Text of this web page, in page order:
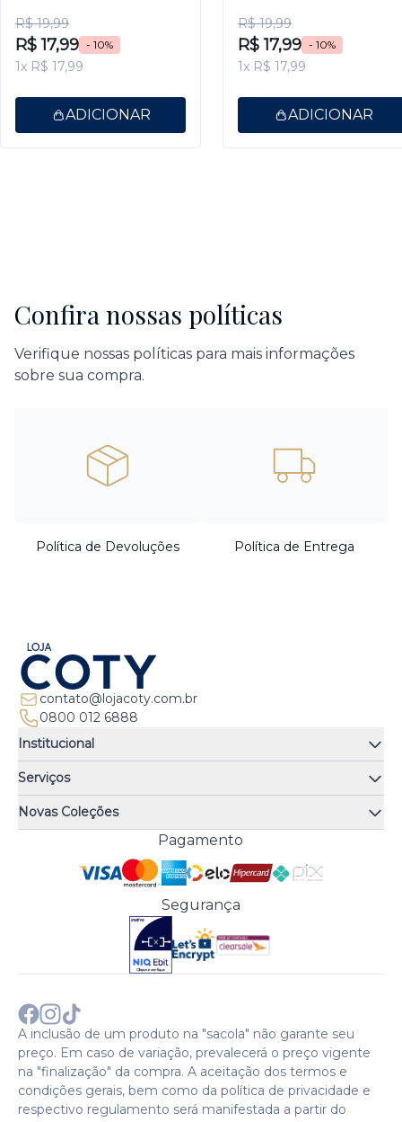
R$ 19,99
R$ 17,99 - 10%
1x R$ 17,99
ADICIONAR
R$ 19,99
R$ 17,99 - 10%
1x R$ 17,99
ADICIONAR
Confira nossas políticas
Verifique nossas políticas para mais informações
sobre sua compra.
Política de Devoluções Política de Entrega
contato@lojacoty.com.br
0800 012 6888
Institucional
Quem somos
Quiz de fragrâncias
Trocas e Devoluções
Troque Fácil
Perguntas Frequentes
Política de Pagamento
Política de Entrega
Política de Privacidade
Comprar com CNPJ?
Sobre a COTY no mundo
Serviços
Atendimento
Meus Pedidos
Trabalhe Conosco
Preferências de Cookies
Novas Coleções
Cenoura & Bronze
Pagamento
Segurança
A inclusão de um produto na "sacola" não garante seu
preço. Em caso de variação, prevalecerá o preço vigente
na "finalização" da compra. A aceitação dos termos e
condições gerais, bem como da política de privacidade e
respectivo regulamento será manifestada a partir do